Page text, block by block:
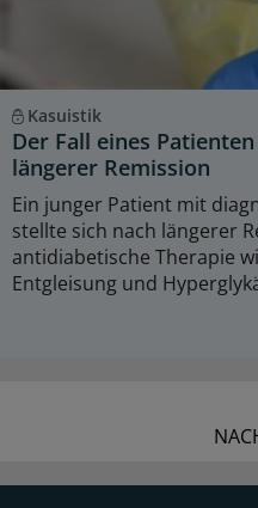
Kasuistik
Der Fall eines
längerer Remission
Ein junger Patient mit
stellte sich nach längerer
antidiabetische Therapie
Entgleisung und